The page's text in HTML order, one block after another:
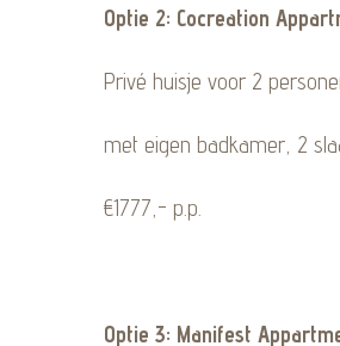
Optie 2: Cocreation
Privé huisje voor 2
met eigen badkamer, 2
€1777,- p.p.
Optie 3: Manifest